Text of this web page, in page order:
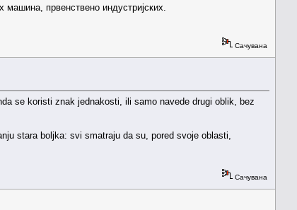
првенствено индустријских.
Сачувана
se koristi znak jednakosti, ili samo navede drugi oblik, bez
stara boljka: svi smatraju da su, pored svoje oblasti,
Сачувана